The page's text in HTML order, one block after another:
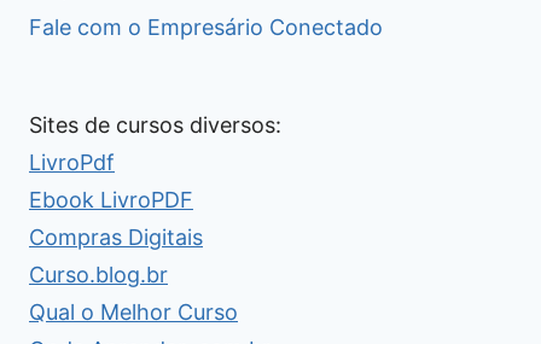
Fale com o Empresário Conectado
Sites de cursos diversos:
LivroPdf
Ebook LivroPDF
Compras Digitais
Curso.blog.br
Qual o Melhor Curso